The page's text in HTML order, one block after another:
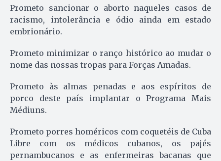
Prometo sancionar o aborto naqueles casos de
racismo, intolerância e ódio ainda em estado
embrionário.
Prometo minimizar o ranço histórico ao mudar o
nome das nossas tropas para Forças Amadas.
Prometo às almas penadas e aos es­píritos de
porco deste país im­plantar o Programa Mais
Médiuns.
Prometo porres homéricos com coquetéis de Cuba
Libre com os médicos cubanos, os pajés
pernambucanos e as enfermeiras bacanas que